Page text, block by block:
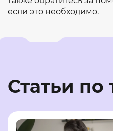
если это необходимо.
Статьи по